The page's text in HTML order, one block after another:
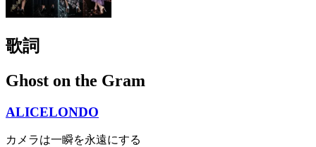
歌詞
Ghost on the Gram
ALICELONDO
カメラは一瞬を永遠にする